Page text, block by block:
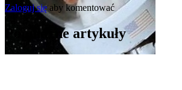
Zaloguj się aby komentować
Popularne artykuły